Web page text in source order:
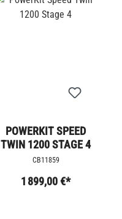
POWERKIT SPEED
TWIN 1200 STAGE 4
CB11859
1 899,00 €*